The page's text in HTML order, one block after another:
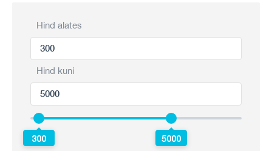
Hind alates
Hind kuni
300 5000